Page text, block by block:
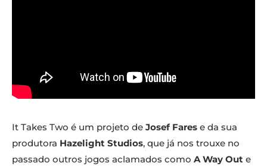
It Takes Two é um projeto de Josef Fares e da sua
produtora Hazelight Studios, que já nos trouxe no
passado outros jogos aclamados como A Way Out e